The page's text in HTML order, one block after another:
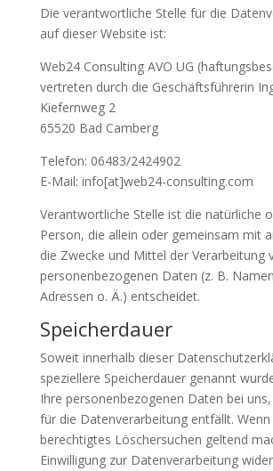
Die verantwortliche Stelle für die
auf dieser Website ist:
Web24 Consulting AVO UG
vertreten durch die Geschäftsführerin
Kiefernweg 2
65520 Bad Camberg
Telefon: 06483/2424902
E-Mail: info[at]web24-consulting.com
Verantwortliche Stelle ist die natürliche
Person, die allein oder gemeinsam mit
die Zwecke und Mittel der Verarbeitung
personenbezogenen Daten (z. B.
Adressen o. Ä.) entscheidet.
Speicherdauer
Soweit innerhalb dieser
speziellere Speicherdauer genannt
Ihre personenbezogenen Daten bei
für die Datenverarbeitung entfällt. Wenn
berechtigtes Löschersuchen geltend
Einwilligung zur Datenverarbeitung